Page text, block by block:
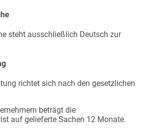
steht ausschließlich Deutsch zur
richtet sich nach den gesetzlichen
beträgt die
auf gelieferte Sachen 12 Monate.